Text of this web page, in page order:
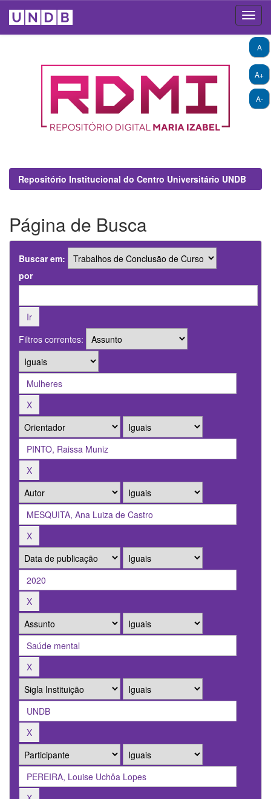
A+
A-
A
Repositório Institucional do Centro Universitário UNDB
Página de Busca
Buscar em:
por
Filtros correntes: